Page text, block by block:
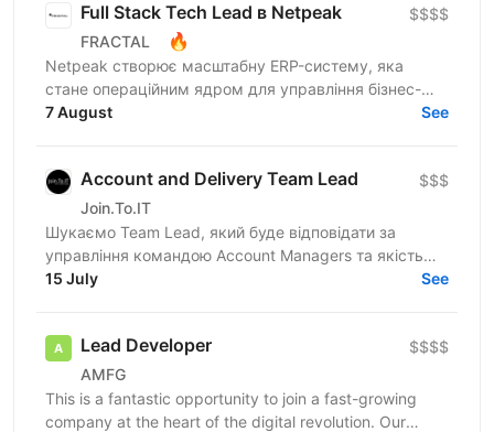
Full Stack Tech Lead в Netpeak
FRACTAL 🔥
$$$$
Netpeak створює масштабну ERP-систему, яка
стане операційним ядром для управління бізнес-
процесами у сфері онлайн-маркетингу та
7 August See
Account and Delivery Team Lead
Join.To.IT
$$$
Шукаємо Team Lead, який буде відповідати за
управління командою Account Managers та якість
delivery по портфелю проєктів. Це не класичний
15 July See
Lead Developer
AMFG
$$$$
This is a fantastic opportunity to join a fast-growing
company at the heart of the digital revolution. Our